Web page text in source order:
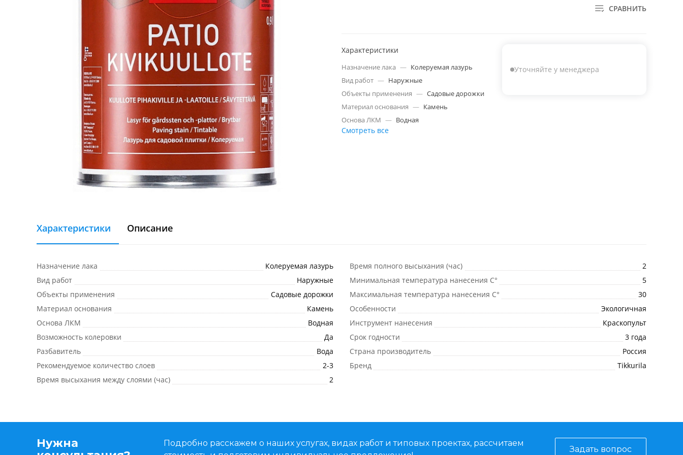
СРАВНИТЬ
Характеристики
Назначение лака — Колеруемая лазурь
Вид работ — Наружные
Объекты применения — Садовые дорожки
Материал основания — Камень
Основа ЛКМ — Водная
Смотреть все
Уточняйте у менеджера
Характеристики Описание
Назначение лака
Колеруемая лазурь
Вид работ
Наружные
Объекты применения
Садовые дорожки
Материал основания
Камень
Основа ЛКМ
Водная
Возможность колеровки
Да
Разбавитель
Вода
Рекомендуемое количество слоев
2-3
Время высыхания между слоями (час)
2
Время полного высыхания (час)
2
Минимальная температура нанесения C°
5
Максимальная температура нанесения C°
30
Особенности
Экологичная
Инструмент нанесения
Краскопульт
Срок годности
3 года
Страна производитель
Россия
Бренд
Tikkurila
Нужна
Подробно расскажем о наших услугах, видах работ и типовых проектах, рассчитаем
Задать вопрос